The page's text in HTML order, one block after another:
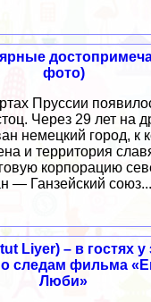
фото)
Пруссии
Через 29 лет на
немецкий город, к
и территория
корпорацию
— Ганзейский
Liyer) – в гостях
следам фильма
Люби»